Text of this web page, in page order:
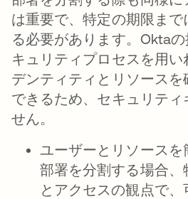
は重要で、特定の期限ま
る必要があります。Okta
キュリティプロセスを用い
デンティティとリソースを
できるため、セキュリティ
せん。
ユーザーとリソースを
部署を分割する場合、
とアクセスの観点で